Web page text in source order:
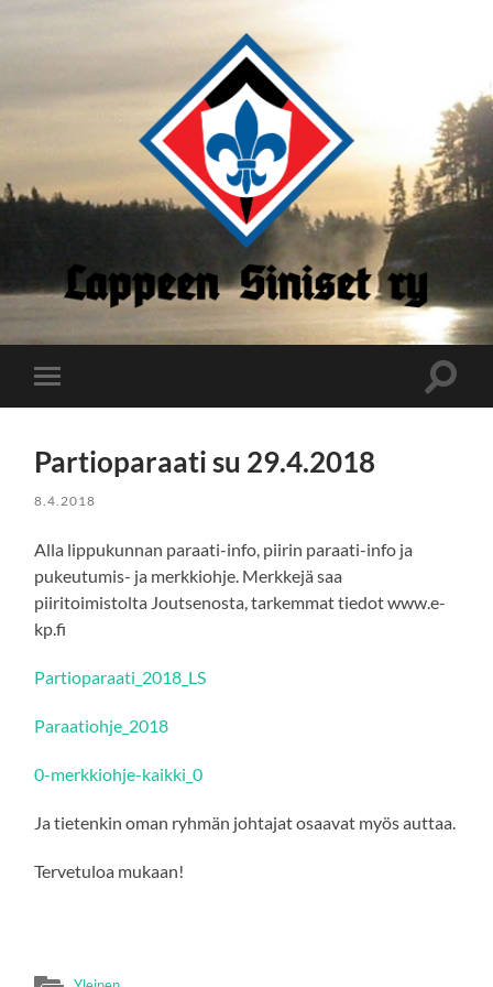
Siniset
Toggle
mobile
Toggle
Partioparaati su 29.4.2018
8.4.2018
Alla lippukunnan paraati-info, piirin paraati-info ja
pukeutumis- ja merkkiohje. Merkkejä saa
piiritoimistolta Joutsenosta, tarkemmat tiedot www.e-
kp.fi
Partioparaati_2018_LS
Paraatiohje_2018
0-merkkiohje-kaikki_0
Ja tietenkin oman ryhmän johtajat osaavat myös auttaa.
Tervetuloa mukaan!